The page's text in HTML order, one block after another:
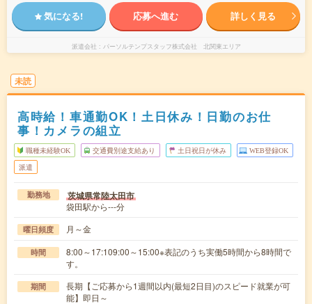
気になる! 応募へ進む 詳しく見る
派遣会社 パーソルテンプスタッフ株式会社 北関東エリア
未読
高時給！車通勤OK！土日休み！日勤のお仕
事！カメラの組立
職種未経験OK 交通費別途支給あり 土日祝日が休み WEB登録OK
派遣
勤務地 茨城県常陸太田市
袋田駅から---分
曜日頻度 月～金
時間
8:00～17:109:00～15:00※表記のうち実働5時間から8時間で
す。
期間
長期【ご応募から1週間以内(最短2日目)のスピード就業が可
能】即日～